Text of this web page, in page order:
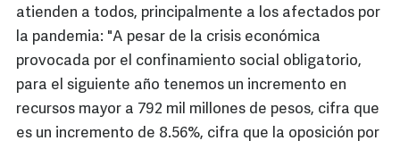
atienden a todos, principalmente a los afectados por
la pandemia: "A pesar de la crisis económica
provocada por el confinamiento social obligatorio,
para el siguiente año tenemos un incremento en
recursos mayor a 792 mil millones de pesos, cifra que
es un incremento de 8.56%, cifra que la oposición por